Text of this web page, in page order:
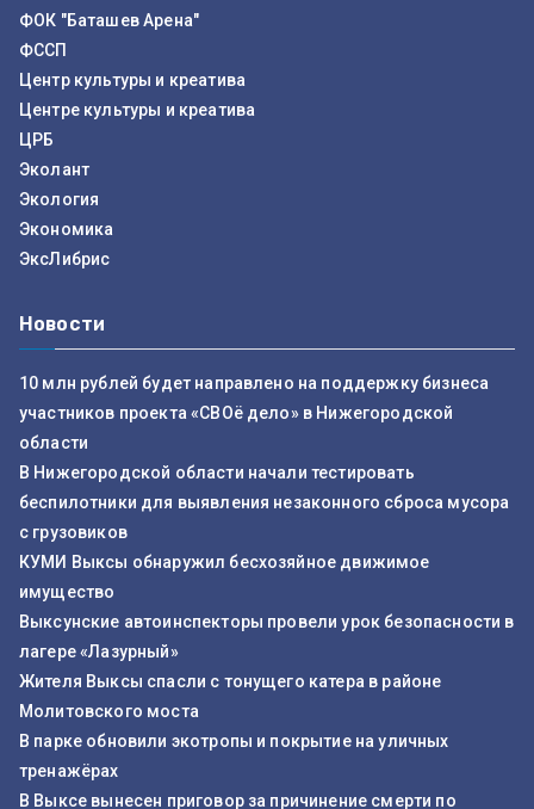
ФОК "Баташев Арена"
ФССП
Центр культуры и креатива
Центре культуры и креатива
ЦРБ
Эколант
Экология
Экономика
ЭксЛибрис
Новости
10 млн рублей будет направлено на поддержку бизнеса
участников проекта «СВОё дело» в Нижегородской
области
В Нижегородской области начали тестировать
беспилотники для выявления незаконного сброса мусора
с грузовиков
КУМИ Выксы обнаружил бесхозяйное движимое
имущество
Выксунские автоинспекторы провели урок безопасности в
лагере «Лазурный»
Жителя Выксы спасли с тонущего катера в районе
Молитовского моста
В парке обновили экотропы и покрытие на уличных
тренажёрах
В Выксе вынесен приговор за причинение смерти по